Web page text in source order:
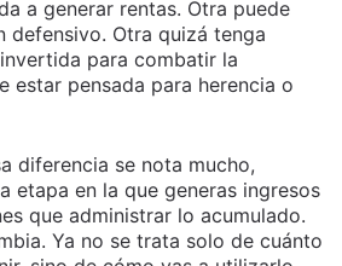
a generar rentas. Otra puede
defensivo. Otra quizá tenga
para combatir la
estar pensada para herencia o
diferencia se nota mucho,
etapa en la que generas ingresos
que administrar lo acumulado.
Ya no se trata solo de cuánto